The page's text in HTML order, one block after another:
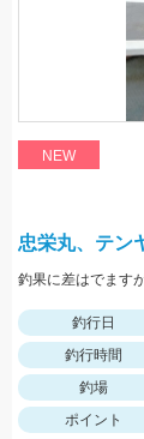
NEW
忠栄丸、テン
釣果に差はでます
釣行日
釣行時間
釣場
ポイント